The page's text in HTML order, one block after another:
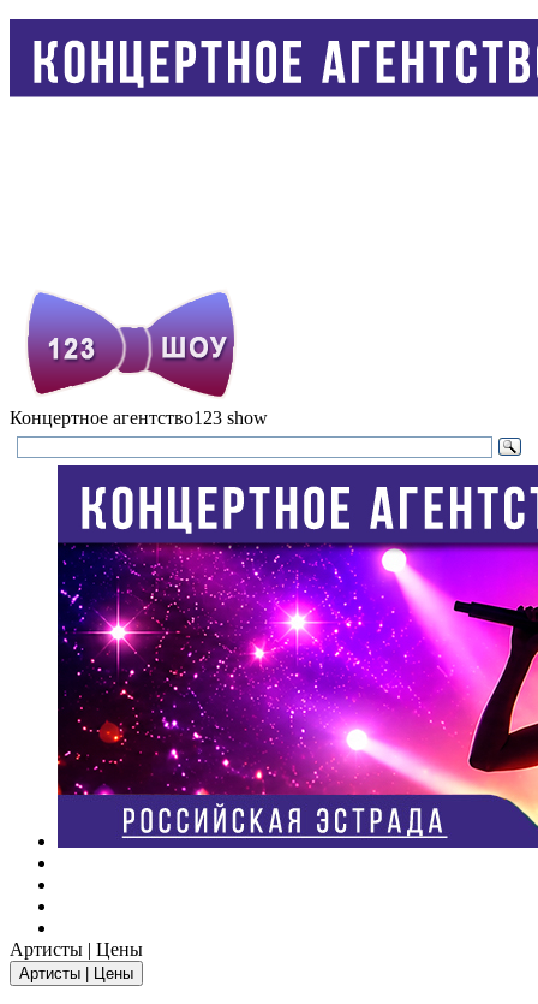
Концертное агентство123 show
Артисты | Цены
Артисты | Цены